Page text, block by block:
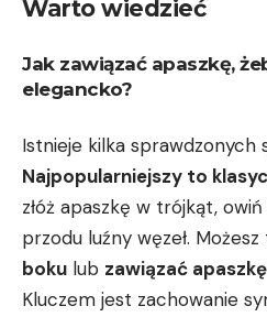
Warto wiedzieć
Jak‌ zawiązać apaszkę,
elegancko?
Istnieje kilka sprawdzonych
Najpopularniejszy to
złóż apaszkę w trójkąt, owiń‌
przodu luźny węzeł. Możesz‍
boku lub zawiązać
Kluczem jest zachowanie